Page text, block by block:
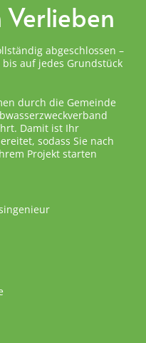
Verlieben
abgeschlossen –
auf jedes Grundstück
durch die Gemeinde
Damit ist Ihr
sodass Sie nach
Projekt starten